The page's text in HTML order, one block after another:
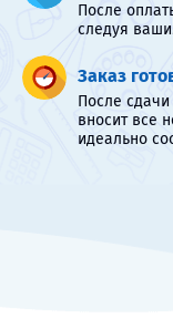
После
следуя
Заказ
После
вносит все
идеально